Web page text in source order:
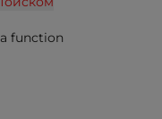
function